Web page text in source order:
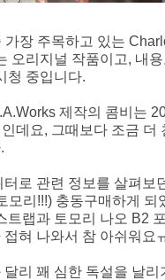
가장 주목하고 있는
오리지널 작품이고, 내
청 중입니다.
제작의 콤비는
데요, 그때보다 조금 더
로 관련 정보를 살펴보
모리!!!) 충동구매하게 되
트랩과 토모리 나오 B2
혀 나와서 참 아쉬워요
리 꽤 심한 독설을 날리